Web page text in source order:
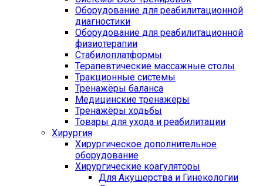
Оборудование для реабилитационной
диагностики
Оборудование для реабилитационной
физиотерапии
Стабилоплатформы
Терапевтические массажные столы
Тракционные системы
Тренажёры баланса
Медицинские тренажёры
Тренажёры ходьбы
Товары для ухода и реабилитации
Хирургия
Хирургическое дополнительное
оборудование
Хирургические коагуляторы
Для Акушерства и Гинекологии